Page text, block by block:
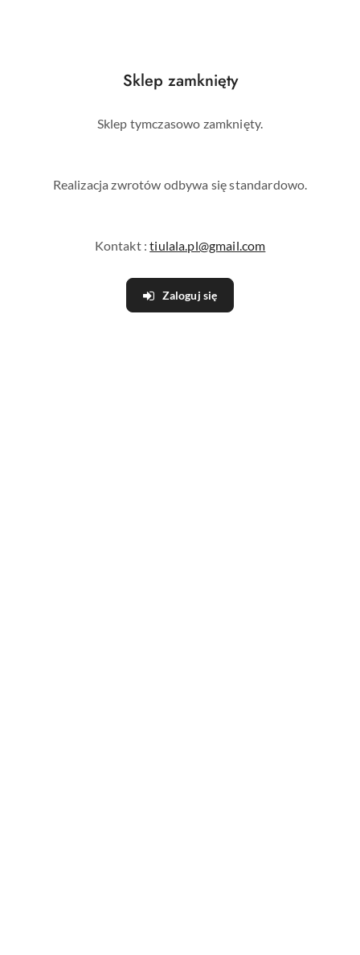
Sklep zamknięty
Sklep tymczasowo zamknięty.
Realizacja zwrotów odbywa się standardowo.
Kontakt :tiulala.pl@gmail.com
Zaloguj się